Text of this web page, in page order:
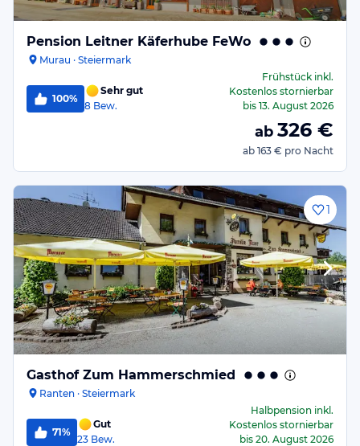
Pension Leitner Käferhube FeWo
Murau · Steiermark
100%
Sehr gut
8 Bew.
Frühstückinkl.
Kostenlos stornierbar
bis 13. August 2026
ab 326 €
ab 163 € pro Nacht
1
Gasthof Zum Hammerschmied
Ranten · Steiermark
71%
Gut
23 Bew.
Halbpension inkl.
Kostenlos stornierbar
bis 20. August 2026